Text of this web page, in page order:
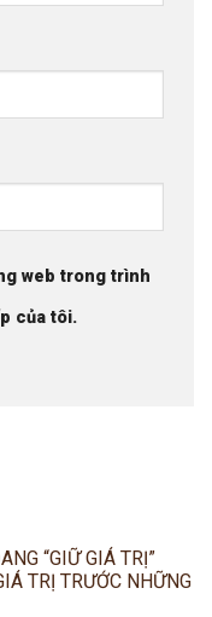
web trong trình
của tôi.
“GIỮ GIÁ TRỊ”
TRỊ TRƯỚC NHỮNG